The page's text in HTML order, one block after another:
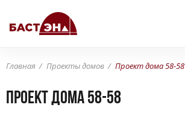
Главная Проекты домов Проект дома 58-58
Проект дома 58-58